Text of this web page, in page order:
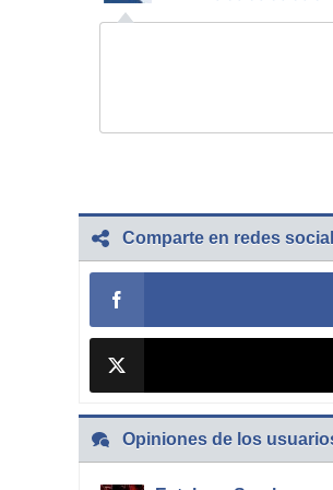
Comparte en redes
Opiniones de los